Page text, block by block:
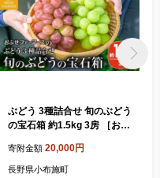
ぶどう 3種詰合せ 旬のぶどう
の宝石箱 約1.5kg 3房 ［おぶ
ーツ くだもの ぶどう 葡萄 ブ
ドウ クール便 冷蔵便 令和8
寄附金額 20,000円
長野県小布施町